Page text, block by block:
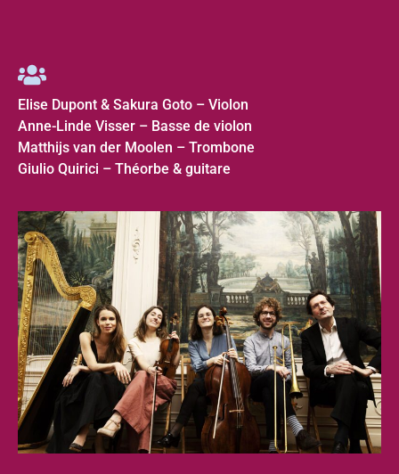
Elise Dupont & Sakura Goto – Violon
Anne-Linde Visser – Basse de violon
Matthijs van der Moolen – Trombone
Giulio Quirici – Théorbe & guitare